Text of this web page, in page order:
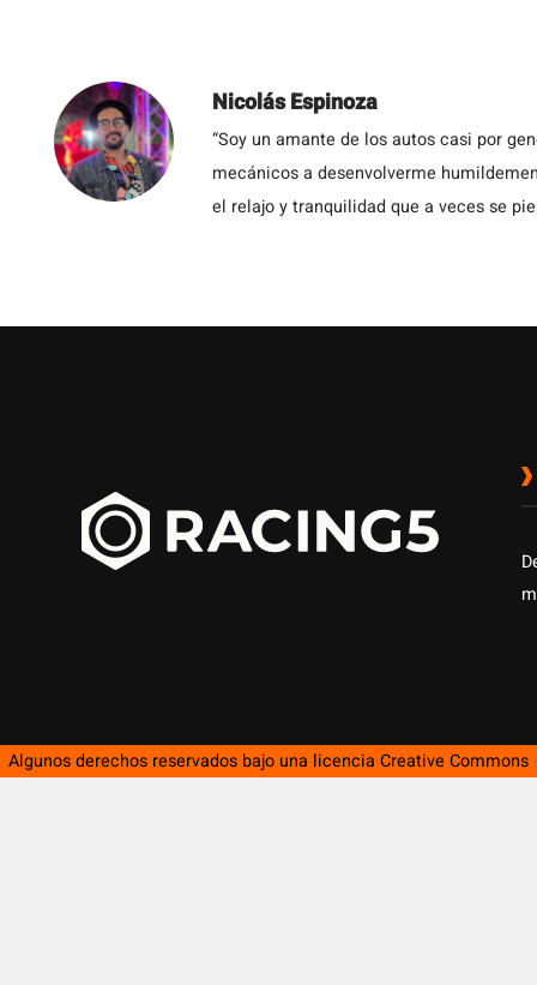
Nicolás Espinoza
“Soy un amante de los autos casi por
mecánicos a desenvolverme
el relajo y tranquilidad que a veces se
Algunos derechos reservados bajo una licencia Creative Commons